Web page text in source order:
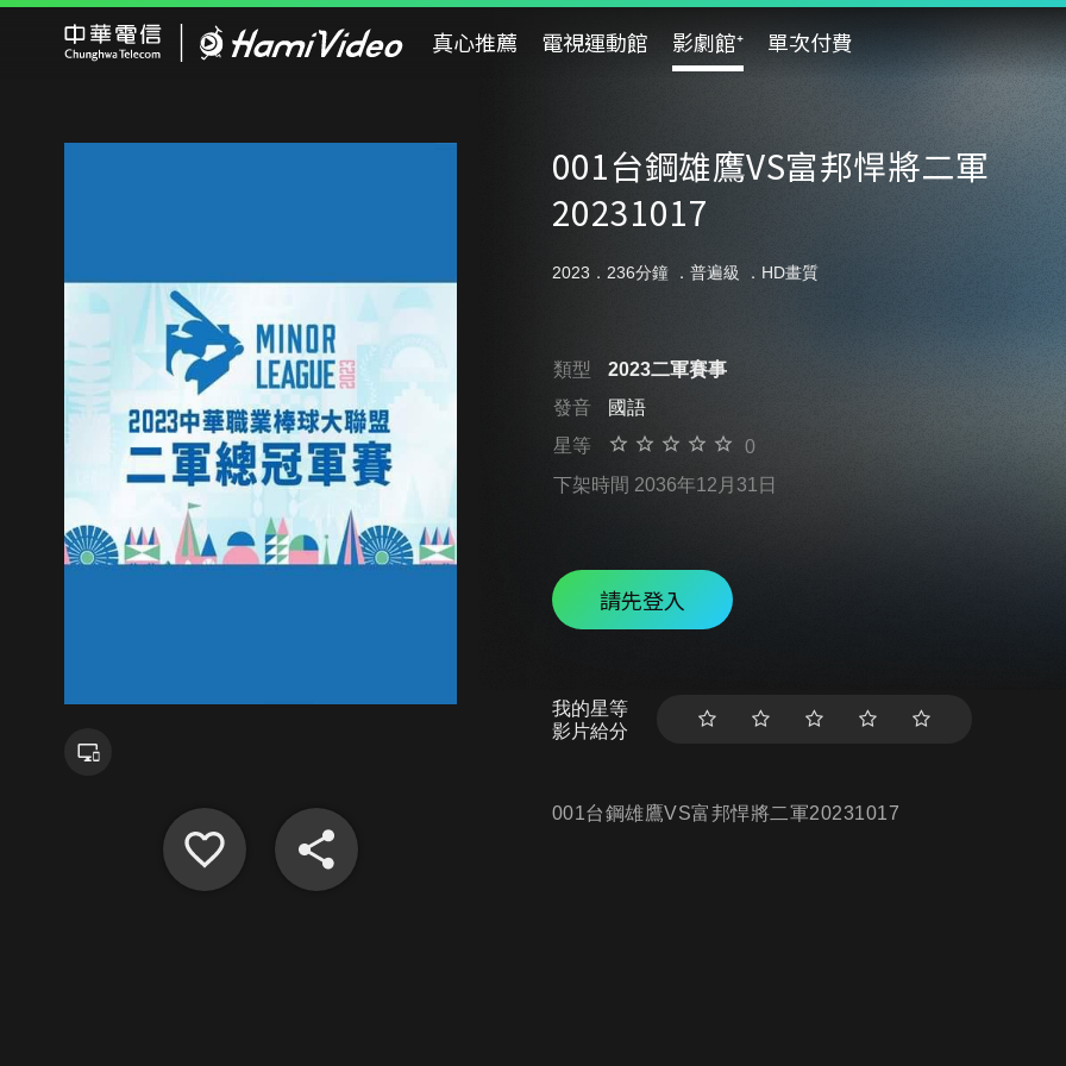
真心推薦 電視運動館 影劇館⁺ 單次付費
001台鋼雄鷹VS富邦悍將二軍
20231017
2023．236分鐘 ． 普遍級 ．HD畫質
類型
2023二軍賽事
發音
國語
星等
0
下架時間 2036年12月31日
請先登入
我的星等
影片給分
001台鋼雄鷹VS富邦悍將二軍20231017